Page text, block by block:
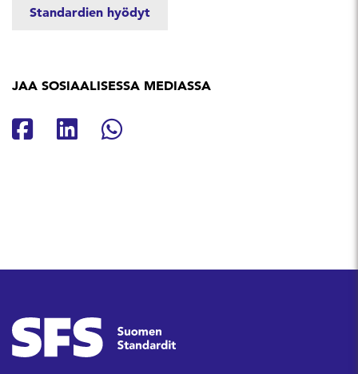
Standardien hyödyt
JAA SOSIAALISESSA MEDIASSA
Jaa Facebookissa
Jaa Linkedinissä
Jaa Whatsappissa